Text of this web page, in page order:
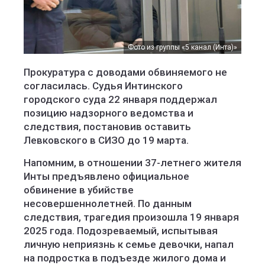
Фото из группы «5 канал (Инта)»
Прокуратура с доводами обвиняемого не
согласилась. Судья Интинского
городского суда 22 января поддержал
позицию надзорного ведомства и
следствия, постановив оставить
Левковского в СИЗО до 19 марта.
Напомним, в отношении 37-летнего жителя
Инты предъявлено официальное
обвинение в убийстве
несовершеннолетней. По данным
следствия, трагедия произошла 19 января
2025 года. Подозреваемый, испытывая
личную неприязнь к семье девочки, напал
на подростка в подъезде жилого дома и